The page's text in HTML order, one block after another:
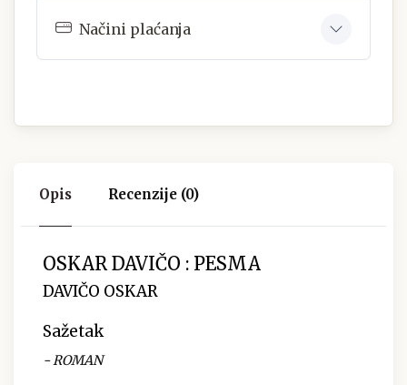
Načini plaćanja
Opis Recenzije (0)
OSKAR DAVIČO : PESMA
DAVIČO OSKAR
Sažetak
- ROMAN